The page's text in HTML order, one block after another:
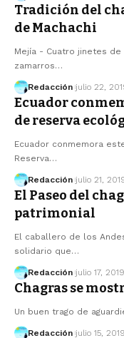
Tradición del
de Machachi
Mejía - Cuatro jinetes
zamarros…
Redacción julio 22,
Ecuador
de reserva
Ecuador conmemora
Reserva…
Redacción julio 21,
El Paseo del
patrimonial
El caballero de los
solidario que…
Redacción julio 17, 2019
Chagras se
Un buen trago de
Redacción julio 15, 2019